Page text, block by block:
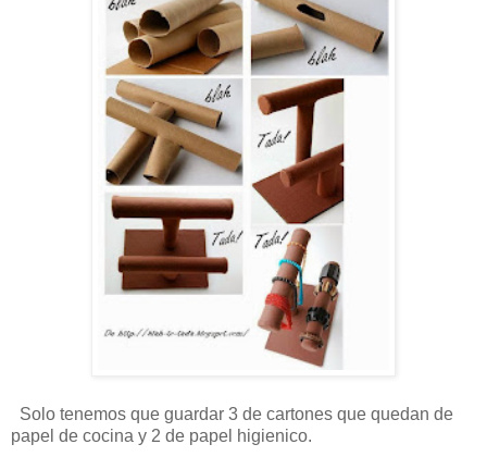
Solo tenemos que guardar 3 de cartones que quedan de
papel de cocina y 2 de papel higienico.